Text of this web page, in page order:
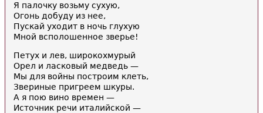
Я палочку возьму сухую,
Огонь добуду из нее,
Пускай уходит в ночь глухую
Мной всполошенное зверье!
Петух и лев, широкохмурый
Орел и ласковый медведь —
Мы для войны построим клеть,
Звериные пригреем шкуры.
А я пою вино времен —
Источник речи италийской —